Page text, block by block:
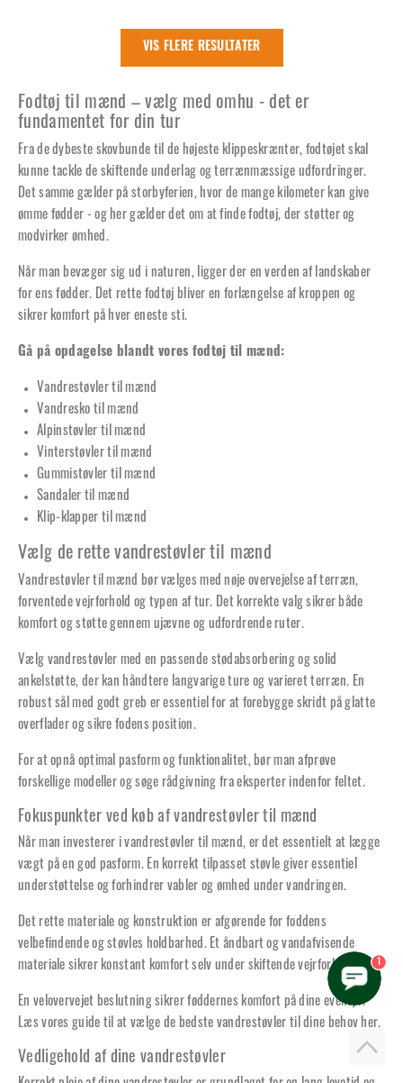
VIS FLERE RESULTATER
Fodtøj til mænd – vælg med omhu - det er
fundamentet for din tur
Fra de dybeste skovbunde til de højeste klippeskrænter, fodtøjet skal
kunne tackle de skiftende underlag og terrænmæssige udfordringer.
Det samme gælder på storbyferien, hvor de mange kilometer kan give
ømme fødder - og her gælder det om at finde fodtøj, der støtter og
modvirker ømhed.
Når man bevæger sig ud i naturen, ligger der en verden af landskaber
for ens fødder. Det rette fodtøj bliver en forlængelse af kroppen og
sikrer komfort på hver eneste sti.
Gå på opdagelse blandt vores fodtøj til mænd:
Vandrestøvler til mænd
Vandresko til mænd
Alpinstøvler til mænd
Vinterstøvler til mænd
Gummistøvler til mænd
Sandaler til mænd
Klip-klapper til mænd
Vælg de rette vandrestøvler til mænd
Vandrestøvler til mænd bør vælges med nøje overvejelse af terræn,
forventede vejrforhold og typen af tur. Det korrekte valg sikrer både
komfort og støtte gennem ujævne og udfordrende ruter.
Vælg vandrestøvler med en passende stødabsorbering og solid
ankelstøtte, der kan håndtere langvarige ture og varieret terræn. En
robust sål med godt greb er essentiel for at forebygge skridt på glatte
overflader og sikre fodens position.
For at opnå optimal pasform og funktionalitet, bør man afprøve
forskellige modeller og søge rådgivning fra eksperter indenfor feltet.
Fokuspunkter ved køb af vandrestøvler til mænd
Når man investerer i vandrestøvler til mænd, er det essentielt at lægge
vægt på en god pasform. En korrekt tilpasset støvle giver essentiel
understøttelse og forhindrer vabler og ømhed under vandringen.
Det rette materiale og konstruktion er afgørende for foddens
velbefindende og støvles holdbarhed. Et åndbart og vandafvisende
materiale sikrer konstant komfort selv under skiftende vejrforhold.
En velovervejet beslutning sikrer føddernes komfort på dine eventyr.
Læs vores guide til at vælge de bedste vandrestøvler til dine behov her.
Vedligehold af dine vandrestøvler
1